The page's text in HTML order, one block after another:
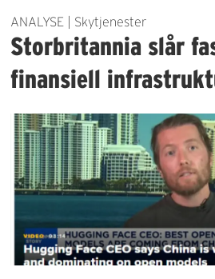
ANALYSE | Skytjenester
Storbritannia slår
finansiell